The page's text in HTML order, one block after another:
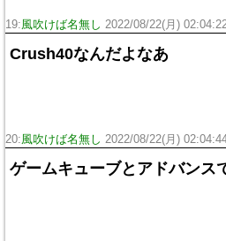
19:風吹けば名無し 2022/08/22(月)
Crush40なんだよなあ
20:風吹けば名無し 2022/08/22(月)
ゲームキューブとアドバンス